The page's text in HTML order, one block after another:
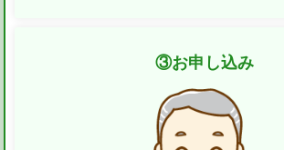
③お申し込み